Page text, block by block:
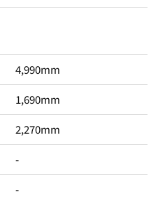
4,990mm
1,690mm
2,270mm
-
-